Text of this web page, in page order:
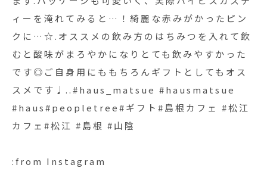
ィーを淹れてみると…！綺麗な赤みがかったピン
クに…☆.オススメの飲み方のはちみつを入れて飲
むと酸味がまろやかになりとても飲みやすかった
です◎ご自身用にももちろんギフトとしてもオス
スメです♩..#haus_matsue #hausmatsue
#haus#peopletree#ギフト#島根カフェ #松江
カフェ#松江 #島根 #山陰
:from Instagram